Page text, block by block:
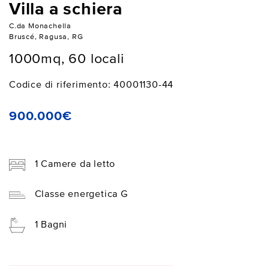
Villa a schiera
C.da Monachella
Bruscé, Ragusa, RG
1000mq, 60 locali
Codice di riferimento: 40001130-44
900.000€
1 Camere da letto
Classe energetica G
1 Bagni